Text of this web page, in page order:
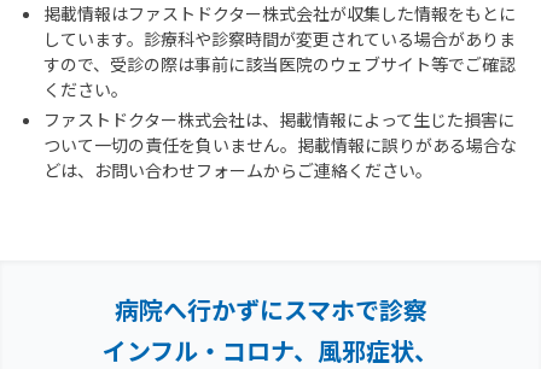
掲載情報はファストドクター株式会社が収集した情報をもとに
しています。診療科や診察時間が変更されている場合がありま
すので、受診の際は事前に該当医院のウェブサイト等でご確認
ください。
ファストドクター株式会社は、掲載情報によって生じた損害に
ついて一切の責任を負いません。掲載情報に誤りがある場合な
どは、お問い合わせフォームからご連絡ください。
病院へ行かずにスマホで診察
インフル・コロナ、風邪症状、